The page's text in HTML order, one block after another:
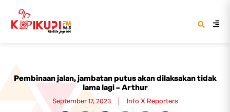
Pembinaan jalan, jambatan putus akan dilaksakan tidak
lama lagi – Arthur
September 17, 2023 Info X Reporters